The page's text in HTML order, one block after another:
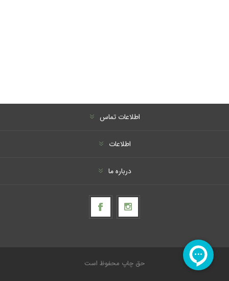
اطلاعات تماس
اطلاعات
درباره ما
حق چاپ محفوظ است